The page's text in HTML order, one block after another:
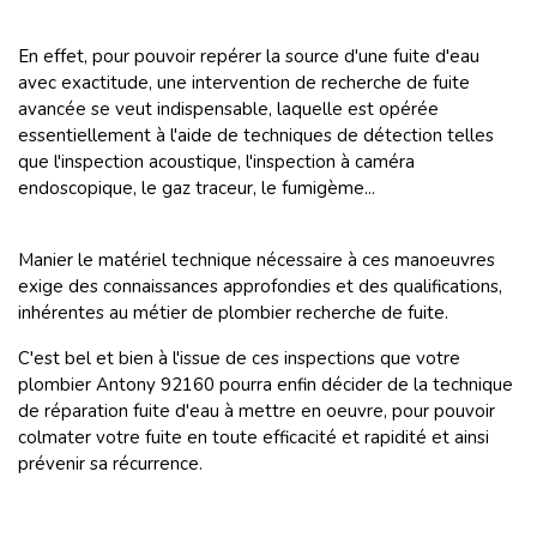
En effet, pour pouvoir repérer la source d'une fuite d'eau
avec exactitude, une intervention de recherche de fuite
avancée se veut indispensable, laquelle est opérée
essentiellement à l'aide de techniques de détection telles
que l'inspection acoustique, l'inspection à caméra
endoscopique, le gaz traceur, le fumigème...
Manier le matériel technique nécessaire à ces manoeuvres
exige des connaissances approfondies et des qualifications,
inhérentes au métier de plombier recherche de fuite.
C'est bel et bien à l'issue de ces inspections que votre
plombier Antony 92160 pourra enfin décider de la technique
de réparation fuite d'eau à mettre en oeuvre, pour pouvoir
colmater votre fuite en toute efficacité et rapidité et ainsi
prévenir sa récurrence.